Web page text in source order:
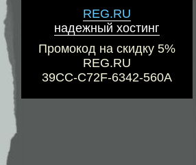
REG.RU
надежный хостинг
Промокод на скидку 5%
REG.RU
39CC-C72F-6342-560A